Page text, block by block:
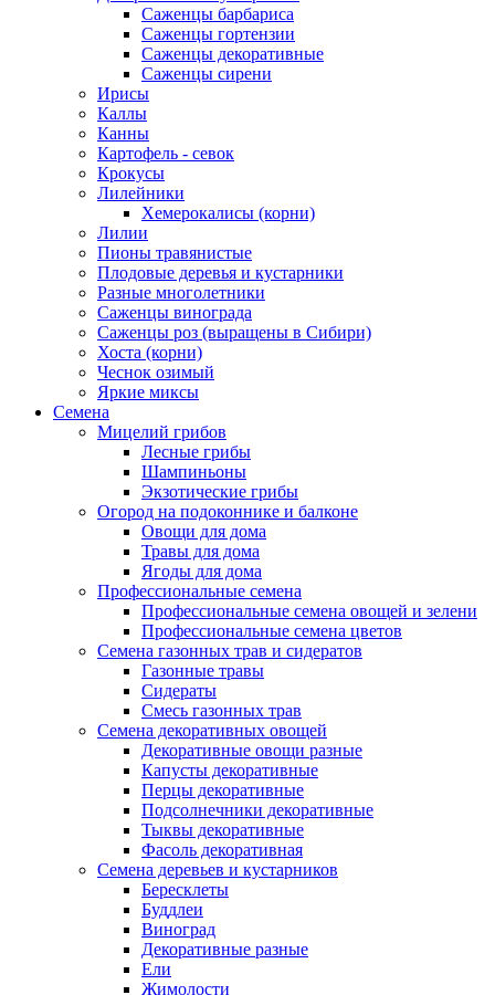
Саженцы барбариса
Саженцы гортензии
Саженцы декоративные
Саженцы сирени
Ирисы
Каллы
Канны
Картофель - севок
Крокусы
Лилейники
Хемерокалисы (корни)
Лилии
Пионы травянистые
Плодовые деревья и кустарники
Разные многолетники
Саженцы винограда
Саженцы роз (выращены в Сибири)
Хоста (корни)
Чеснок озимый
Яркие миксы
Семена
Мицелий грибов
Лесные грибы
Шампиньоны
Экзотические грибы
Огород на подоконнике и балконе
Овощи для дома
Травы для дома
Ягоды для дома
Профессиональные семена
Профессиональные семена овощей и зелени
Профессиональные семена цветов
Семена газонных трав и сидератов
Газонные травы
Сидераты
Смесь газонных трав
Семена декоративных овощей
Декоративные овощи разные
Капусты декоративные
Перцы декоративные
Подсолнечники декоративные
Тыквы декоративные
Фасоль декоративная
Семена деревьев и кустарников
Бересклеты
Буддлеи
Виноград
Декоративные разные
Ели
Жимолости